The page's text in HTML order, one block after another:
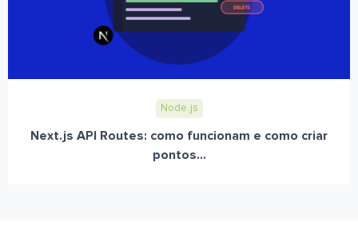
Node.js
Next.js API Routes: como funcionam e como criar
pontos...